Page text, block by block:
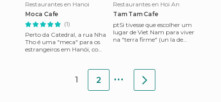
Restaurantes en Hanoi
Moca Cafe
(1)
Perto da Catedral, a rua Nha
Tho é uma "meca" para os
estrangeiros em Hanói, com
Restaurantes en Hoi An
Tam Tam Cafe
ptSi tivesse que escolher um
lugar de Viet Nam para viver
na "terra firme" (un la de
1 2 ...